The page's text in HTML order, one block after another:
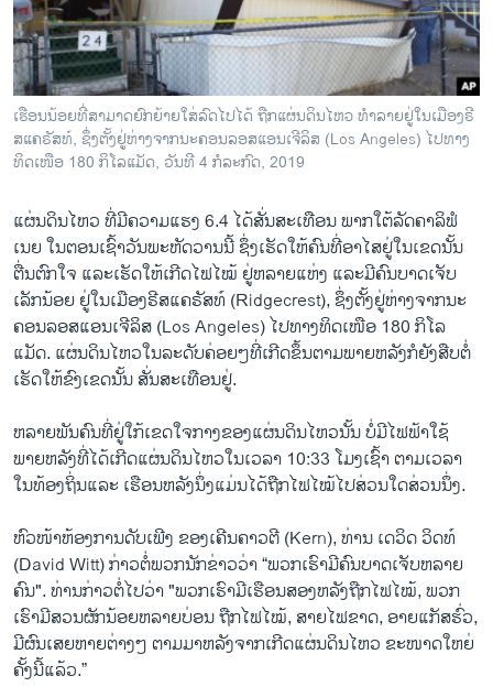
ວິທະຍາສາດ-ເທັກໂນໂລຈີ
ທຸລະກິດ
ພາສາອັງກິດ
ວີດີໂອ
ສຽງ
ລາຍການກະຈາຍສຽງ
ລາຍງານ
ຕິດຕາມພວກເຮົາ ທີ່
ພາສາຕ່າງໆ
ເຮື​ອນ​ນ້ອຍທີ່​ສາ​ມາດຍົກ​ຍ້າຍ​ໃສ່ລົດໄປ​ໄດ້ ​ຖືກແຜ່ນ​ດິນ​ໄຫວ ທຳ​ລາຍ​ຢູ່​ໃນ​ເມືອງຣີ​
ສ​ແຄ​ຣັສ​ທ໌, ຊຶ່ງ​ຕັ້ງ​ຢູ່​ຫ່າງ​ຈາກ​ນະ​ຄອນລອ​ສ​ແອນ​ເຈີ​ລິ​ສ (Los Angeles) ໄປ​ທາງ​
ທິດ​ເໜືອ 180 ກິ​ໂລ​ແມັດ, ວັນ​ທີ 4 ກໍ​ລະ​ກົດ, 2019
ແຜ່ນ​ດິນ​ໄຫວ ທີ່​ມີ​ຄວາມ​ແຮງ 6.4 ໄດ້​ສັ່ນ​ສະ​ເທືອນ ພາກ​ໃ​ຕ້​ລັດ​ຄາ​ລິ​ຟໍ​
ເນຍ ໃນ​ຕອນ​ເຊົ້າວັນ​ພະ​ຫັດ​ວານນີ້ ຊຶ່ງ​ເຮັດ​ໃຫ້​ຄົນ​ທີ່​ອາ​ໄສ​ຢູ່​ໃນ​ເຂດນັ້ນ
ຕື່ນ​ຕົກ​ໃຈ ແລະ​ເຮັດ​ໃຫ້​ເກີດ​ໄຟ​ໄໝ້ ຢູ່ຫລາຍ​ແຫ່ງ ແລະມີຄົນ​ບາດ​ເຈັບ​
ເລັກ​ນ້ອຍ ຢູ່​ໃນ​ເມືອງຣີ​ສ​ແຄ​ຣັສ​ທ໌ (Ridgecrest), ຊຶ່ງ​ຕັ້ງ​ຢູ່​ຫ່າງ​ຈາກ​ນະ​
ຄອນລອ​ສ​ແອນ​ເຈີ​ລິ​ສ (Los Angeles) ໄປ​ທາງ​ທິດ​ເໜືອ 180 ກິ​ໂລ​
ແມັດ. ແຜ່ນ​ດິນ​ໄຫວ​ໃນ​ລະ​ດັບ​ຄ່ອຍໆທີ່​ເກີດ​ຂຶ້ນ​ຕາມ​ພາຍ​ຫລັງກໍ​ຍັງ​ສືບ​ຕໍ່​
ເຮັດ​ໃຫ້​ຂົງ​ເຂດນັ້ນ ສັ່ນ​ສະ​ເທືອນ​ຢູ່.
ຫລາຍ​ພັນ​ຄົນ​ທີ່​ຢູ່​ໃກ້​ເຂດ​ໃຈ​ກາງຂອງ​ແຜ່ນ​ດິນ​ໄຫວນັ້ນ ບໍ່​ມີ​ໄຟຟ້າ​ໃຊ້
ພາຍ​ຫລັງ​ທີ່​ໄດ້​ເກີດແຜ່ນ​ດິນ​ໄຫວໃນເວ​ລາ 10:33 ໂມງ​ເຊົ້າ​ ຕາມ​ເວ​ລາ​
ໃນ​ທ້ອງ​ຖິ່ນແລະ ​ເຮືອນ​ຫ​ລັງ​ນຶ່ງ​ແມ່ນໄດ້ຖືກ​ໄຟ​ໄໝ້​ໄປ​ສ່ວນ​ໃດ​ສ່ວນ​ນຶ່ງ.
ຫົວ​ໜ້າ​ຫ້ອງ​ການ​ດັບ​ເພີງ ຂອງເຄີນຄາວ​ຕີ (Kern), ທ່ານ ເດ​ວິດ ວິດ​ທ໌
(David Witt) ກ່າວ​ຕໍ່​ພວກ​ນັກ​ຂ່າວ​ວ່າ “ພວກ​ເຮົາ​ມີ​ຄົນ​ບາດ​ເຈັບ​ຫລາຍ​
ຄົນ". ທ່ານ​ກ່າວ​ຕໍ່​ໄປ​ວ່າ "ພວກ​ເຮົາ​ມີ​ເຮືອນ​ສອງ​ຫລັງ​ຖືກ​ໄຟ​ໄໝ້, ພວກ​
ເຮົາ​ມີສວນ​ຜັກ​ນ້ອຍຫລາຍ​ບ່ອນ ​ຖືກ​ໄຟ​ໄໝ້, ສາຍ​ໄຟ​ຂາດ, ອາຍ​ແກັ​ສ​ຮົ່ວ,
ມີ​ຜົນ​ເສຍ​ຫາຍ​ຕ່າງໆ ​ຕາມ​ມາຫລັງ​ຈາກ​ເກີດແຜ່ນ​ດິນ​ໄຫວ ຂະ​ໜາດໃຫຍ່
ຄັ້ງນີ້​ແລ້ວ.”